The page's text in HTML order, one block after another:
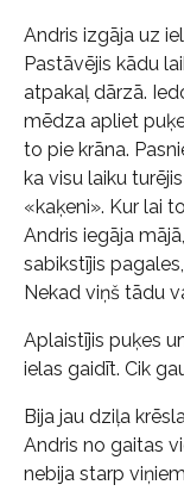
Andris izgāja uz
Pastāvējis kādu
atpakaļ dārzā.
mēdza apliet
to pie krāna.
ka visu laiku
«kaķeni». Kur lai
Andris iegāja
sabikstījis
Nekad viņš tādu
Aplaistījis puķes
ielas gaidīt. Cik
Bija jau dziļa
Andris no gaitas
nebija starp